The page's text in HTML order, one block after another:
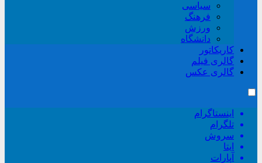
سیاسی
فرهنگ
ورزش
دانشگاه
کاریکاتور
گالری فیلم
گالری عکس
اینستاگرام
تلگرام
سروش
ایتا
آپارات